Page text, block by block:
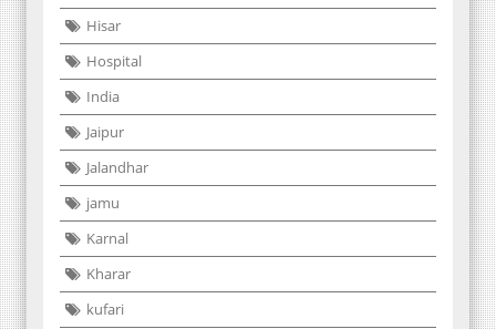
Hisar
Hospital
India
Jaipur
Jalandhar
jamu
Karnal
Kharar
kufari